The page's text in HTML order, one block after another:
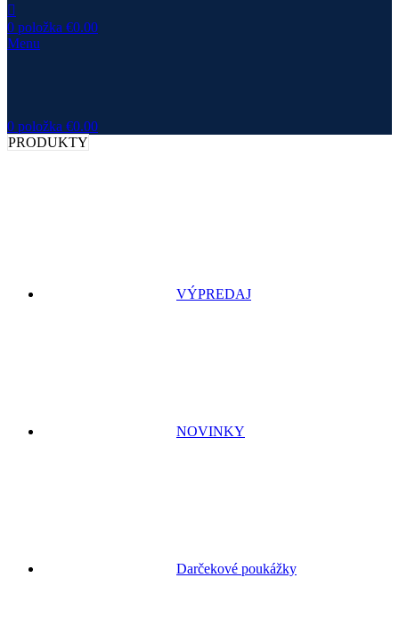
0 položka €0.00
Menu
0 položka €0.00
PRODUKTY
VÝPREDAJ
NOVINKY
Darčekové poukážky